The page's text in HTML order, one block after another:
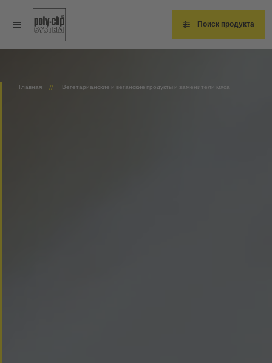
основному
содержанию
Поиск продукта
Главная Вегетарианские и веганские продукты и заменители мяса